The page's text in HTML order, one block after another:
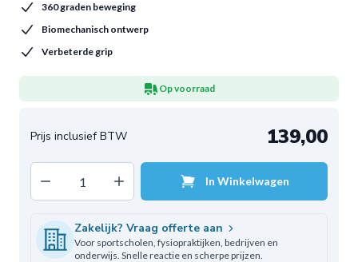
360 graden beweging
Biomechanisch ontwerp
Verbeterde grip
Op voorraad
139,00
Decrease quantityIncrease quantityIn Winkelwagen
Zakelijk? Vraag offerte aan
Voor sportscholen, fysiopraktijken, bedrijven en
onderwijs. Snelle reactie en scherpe prijzen.